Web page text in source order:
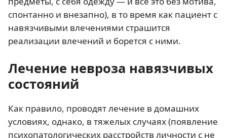
спонтанно и внезапно), в то время как пациент с
навязчивыми влечениями страшится
реализации влечений и борется с ними.
Лечение невроза навязчивых
состояний
Как правило, проводят лечение в домашних
условиях, однако, в тяжелых случаях (появление
психопатологических расстройств личности с не